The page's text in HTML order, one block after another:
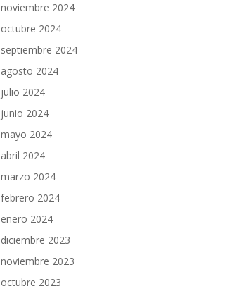
noviembre 2024
octubre 2024
septiembre 2024
agosto 2024
julio 2024
junio 2024
mayo 2024
abril 2024
marzo 2024
febrero 2024
enero 2024
diciembre 2023
noviembre 2023
octubre 2023